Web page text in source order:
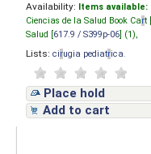
Availability: Items available:
Ciencias de la Salud Book Cart [
Salud [ 617.9 / S399p-06 ] (1),
Lists: cirugia pediatrica
Place hold
Add to cart